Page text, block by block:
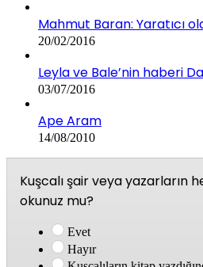
Mahmut Baran: Yaratıcı
20/02/2016
Leyla ve Bale’nin haberi
03/07/2016
Ape Aram
14/08/2010
Kuşcalı şair veya yazarların
okunuz mu?
Evet
Hayır